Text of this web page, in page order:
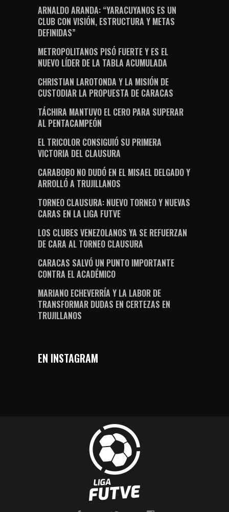
ARNALDO ARANDA: “YARACUYANOS ES UN
CLUB CON VISIÓN, ESTRUCTURA Y METAS
DEFINIDAS”
METROPOLITANOS PISÓ FUERTE Y ES EL
NUEVO LÍDER DE LA TABLA ACUMULADA
CHRISTIAN LAROTONDA Y LA MISIÓN DE
CUSTODIAR LA PROPUESTA DE CARACAS
TÁCHIRA MANTUVO EL CERO PARA SUPERAR
AL PENTACAMPEÓN
EL TRICOLOR CONSIGUIÓ SU PRIMERA
VICTORIA DEL CLAUSURA
CARABOBO NO DUDÓ EN EL MISAEL DELGADO Y
ARROLLÓ A TRUJILLANOS
TORNEO CLAUSURA: NUEVO TORNEO Y NUEVAS
CARAS EN LA LIGA FUTVE
LOS CLUBES VENEZOLANOS YA SE REFUERZAN
DE CARA AL TORNEO CLAUSURA
CARACAS SALVÓ UN PUNTO IMPORTANTE
CONTRA EL ACADÉMICO
MARIANO ECHEVERRÍA Y LA LABOR DE
TRANSFORMAR DUDAS EN CERTEZAS EN
TRUJILLANOS
EN INSTAGRAM